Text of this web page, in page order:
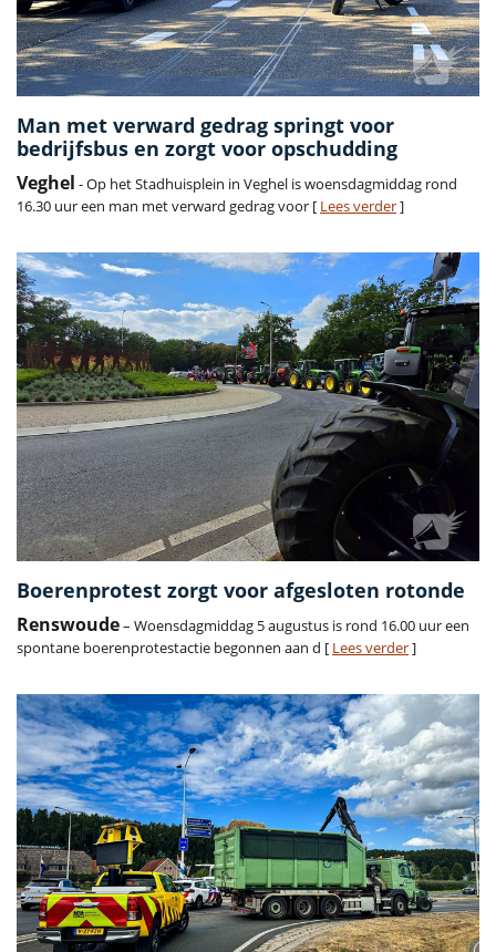
Man met verward gedrag springt voor
bedrijfsbus en zorgt voor opschudding
Veghel - Op het Stadhuisplein in Veghel is woensdagmiddag rond
16.30 uur een man met verward gedrag voor [ Lees verder]
Boerenprotest zorgt voor afgesloten rotonde
Renswoude– Woensdagmiddag 5 augustus is rond 16.00 uur een
spontane boerenprotestactie begonnen aan d [ Lees verder]